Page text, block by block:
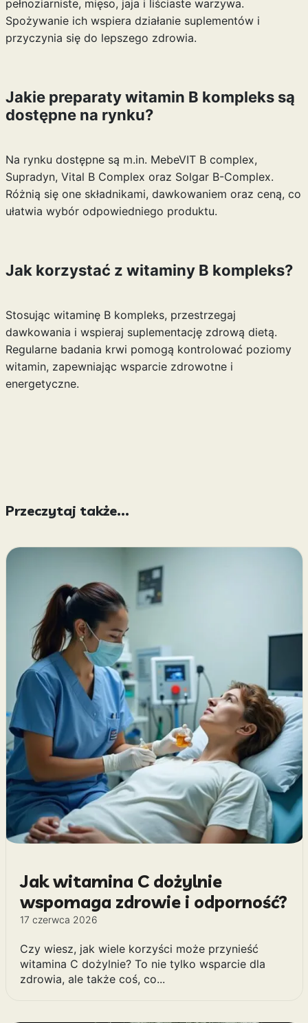
pełnoziarniste, mięso, jaja i liściaste warzywa.
Spożywanie ich wspiera działanie suplementów i
przyczynia się do lepszego zdrowia.
Jakie preparaty witamin B kompleks są
dostępne na rynku?
Na rynku dostępne są m.in. MebeVIT B complex,
Supradyn, Vital B Complex oraz Solgar B-Complex.
Różnią się one składnikami, dawkowaniem oraz ceną, co
ułatwia wybór odpowiedniego produktu.
Jak korzystać z witaminy B kompleks?
Stosując witaminę B kompleks, przestrzegaj
dawkowania i wspieraj suplementację zdrową dietą.
Regularne badania krwi pomogą kontrolować poziomy
witamin, zapewniając wsparcie zdrowotne i
energetyczne.
Przeczytaj także...
Jak witamina C dożylnie
wspomaga zdrowie i odporność?
17 czerwca 2026
Czy wiesz, jak wiele korzyści może przynieść
witamina C dożylnie? To nie tylko wsparcie dla
zdrowia, ale także coś, co...